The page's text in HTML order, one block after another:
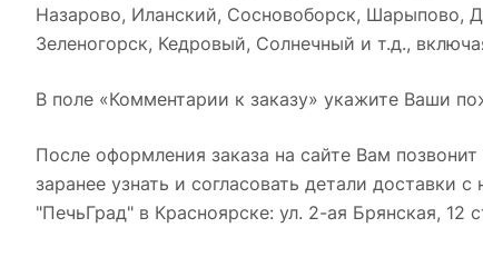
Назарово, Иланский, Сосновоборск, Шарыпово,
Зеленогорск, Кедровый, Солнечный и т.д.,
В поле «Комментарии к заказу» укажите Ваши
После оформления заказа на сайте Вам
заранее узнать и согласовать детали
"ПечьГрад" в Красноярске: ул. 2-ая Брянская, 12